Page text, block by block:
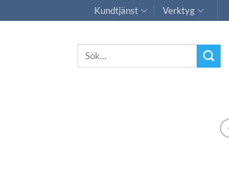
Kundtjänst Verktyg
Sök